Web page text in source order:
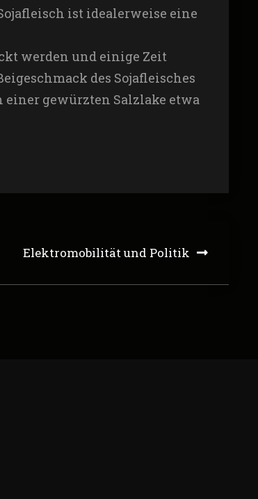
ist idealerweise eine
werden und einige Zeit
des Sojafleisches
gewürzten Salzlake etwa
Elektromobilität und Politik